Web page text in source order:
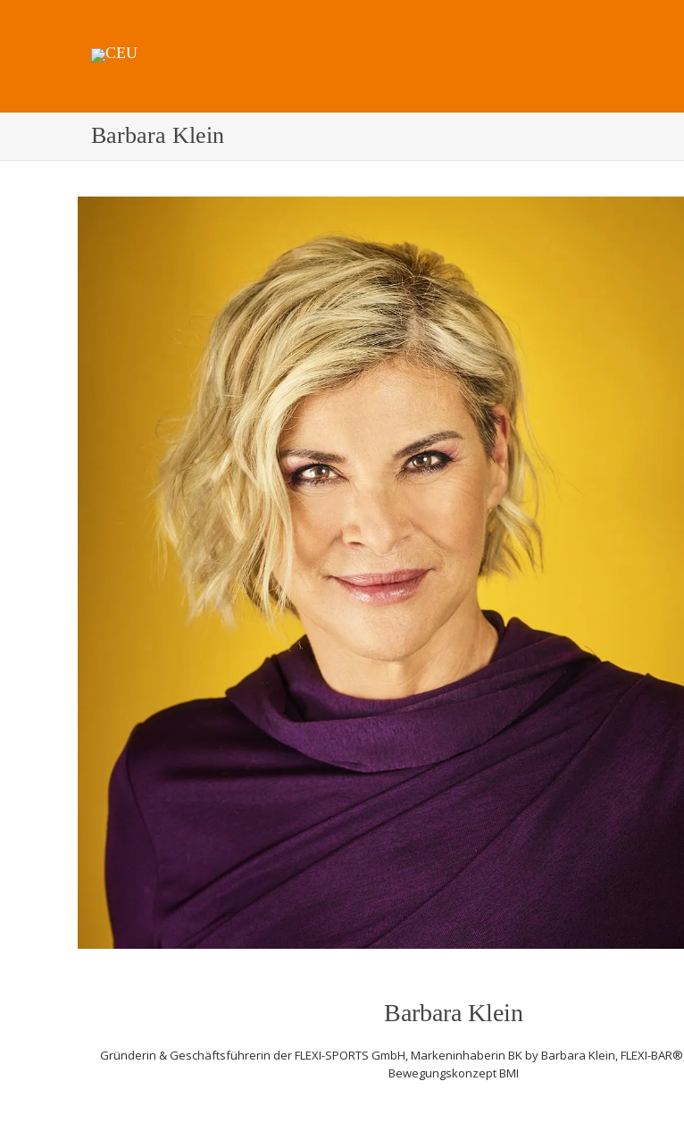
Barbara Klein
Barbara Klein
Gründerin & Geschäftsführerin der FLEXI-SPORTS GmbH, Markeninhaberin BK by Barbara Klein, FLEXI-BAR®,
Bewegungskonzept BMI